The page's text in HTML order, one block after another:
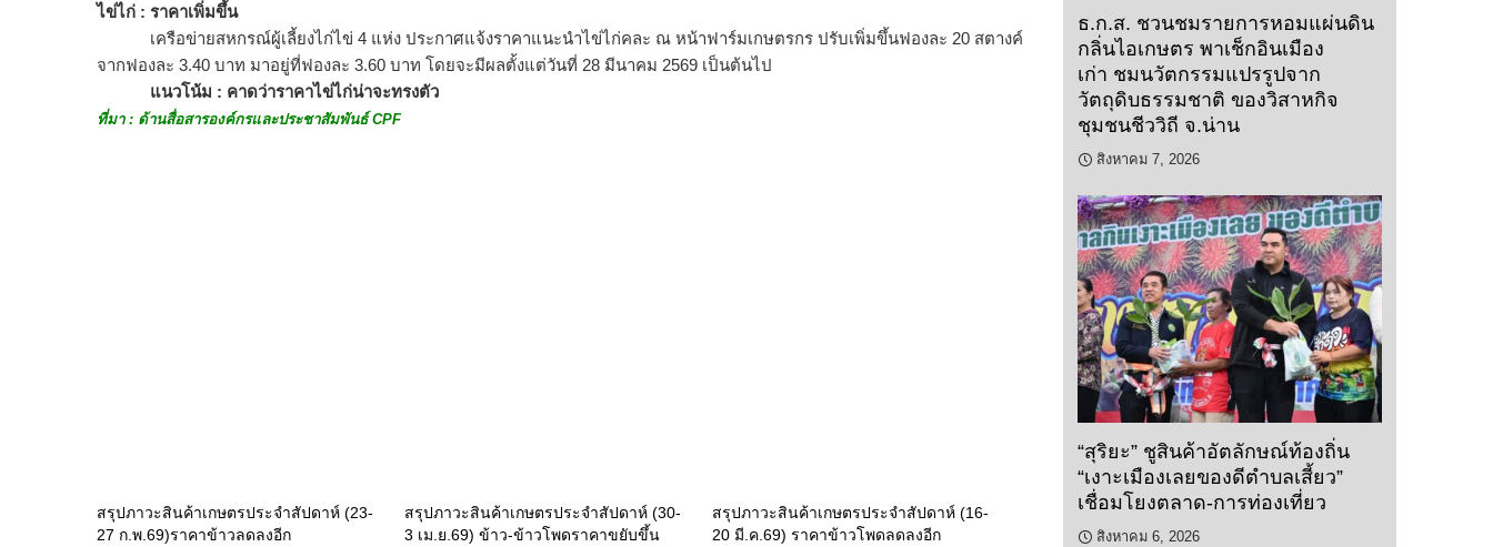
ไข่ไก่ : ราคาเพิ่มขึ้น
เครือข่ายสหกรณ์ผู้เลี้ยงไก่ไข่ 4 แห่ง ประกาศแจ้งราคาแนะนำไข่ไก่คละ ณ หน้าฟาร์มเกษตรกร ปรับเพิ่มขึ้นฟองละ 20 สตางค์
จากฟองละ 3.40 บาท มาอยู่ที่ฟองละ 3.60 บาท โดยจะมีผลตั้งแต่วันที่ 28 มีนาคม 2569 เป็นต้นไป
แนวโน้ม : คาดว่าราคาไข่ไก่น่าจะทรงตัว
ที่มา : ด้านสื่อสารองค์กรและประชาสัมพันธ์ CPF
สรุปภาวะสินค้าเกษตรประจำสัปดาห์ (23-
27 ก.พ.69)ราคาข้าวลดลงอีก
สรุปภาวะสินค้าเกษตรประจำสัปดาห์ (30-
3 เม.ย.69) ข้าว-ข้าวโพดราคาขยับขึ้น
สรุปภาวะสินค้าเกษตรประจำสัปดาห์ (16-
20 มี.ค.69) ราคาข้าวโพดลดลงอีก
ธ.ก.ส. ชวนชมรายการหอมแผ่นดิน
กลิ่นไอเกษตร พาเช็กอินเมือง
เก่า ชมนวัตกรรมแปรรูปจาก
วัตถุดิบธรรมชาติ ของวิสาหกิจ
ชุมชนชีววิถี จ.น่าน
สิงหาคม 7, 2026
“สุริยะ” ชูสินค้าอัตลักษณ์ท้องถิ่น
“เงาะเมืองเลยของดีตำบลเสี้ยว”
เชื่อมโยงตลาด-การท่องเที่ยว
สิงหาคม 6, 2026